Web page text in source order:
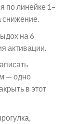
по линейке 1–
снижение.
на 6
активации.
— одно
в этот